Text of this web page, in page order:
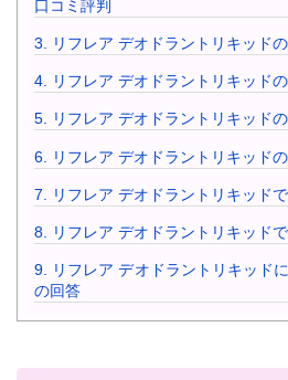
口コミ評判
3. リフレア デオドラントリキッド
4. リフレア デオドラントリキッド
5. リフレア デオドラントリキッド
6. リフレア デオドラントリキッド
7. リフレア デオドラントリキッド
8. リフレア デオドラントリキッド
9. リフレア デオドラントリキッド
の回答